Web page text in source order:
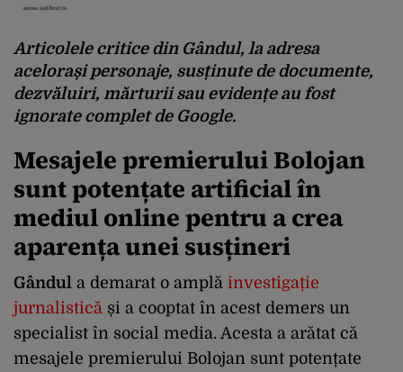
Articolele critice din Gândul, la adresa
acelorași personaje, susținute de documente,
dezvăluiri, mărturii sau evidențe au fost
ignorate complet de Google.
Mesajele premierului Bolojan
sunt potențate artificial în
mediul online pentru a crea
aparența unei susțineri
Gândul a demarat o amplă investigație
jurnalistică și a cooptat în acest demers un
specialist în social media. Acesta a arătat că
mesajele premierului Bolojan sunt potențate